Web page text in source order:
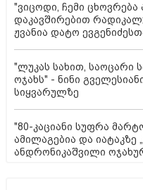
"ვიცოდი, ჩემი ცხოვრება
დაკავშირებით
ჟვანია დატო
"ლუკას სახით, საოცარი
ოჯახს" - ნინი
სიყვარულზე
"80-კაციანი სუფრა
ამილაგებია და იატაკზე
ანდრონიკაშვილი